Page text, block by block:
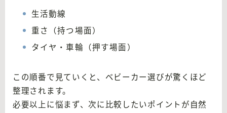
生活動線
重さ（持つ場面）
タイヤ・車輪（押す場面）
この順番で見ていくと、ベビーカー選びが驚くほど
整理されます。
必要以上に悩まず、次に比較したいポイントが自然